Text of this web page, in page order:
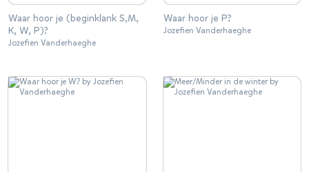
Waar hoor je (beginklank S,M,
K, W, P)?
Jozefien Vanderhaeghe
Waar hoor je P?
Jozefien Vanderhaeghe